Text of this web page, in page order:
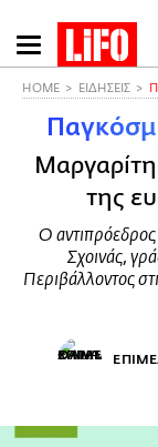
Παράκαμψη
προς
κυρίως
περιεχόμενο
HOME ΕΙΔΗΣΕΙΣ
της
Ο
Σχοινάς,
Περιβάλλοντος